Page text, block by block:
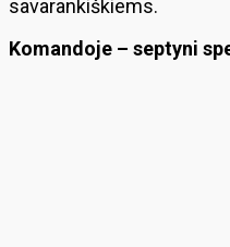
savarankiškiems.
Komandoje – septyni